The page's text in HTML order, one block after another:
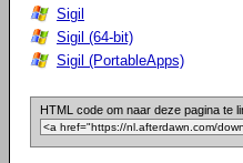
Sigil
Sigil (64-bit)
Sigil (PortableApps)
HTML code om naar deze pagina te